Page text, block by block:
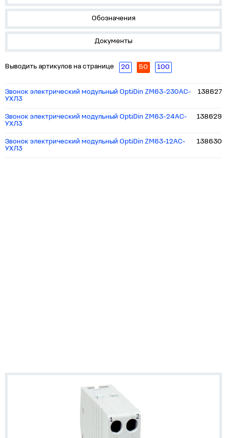
Обозначения
Документы
Выводить артикулов на странице 20 50 100
Звонок электрический модульный OptiDin ZM63-230AC-
УХЛ3
138627
Звонок электрический модульный OptiDin ZM63-24AC-
УХЛ3
138629
Звонок электрический модульный OptiDin ZM63-12AC-
УХЛ3
138630